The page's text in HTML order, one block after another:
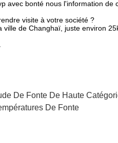
avec bonté nous l'information de
visite à votre société ?
ville de Changhaï, juste environ
De Fonte De Haute
De Fonte